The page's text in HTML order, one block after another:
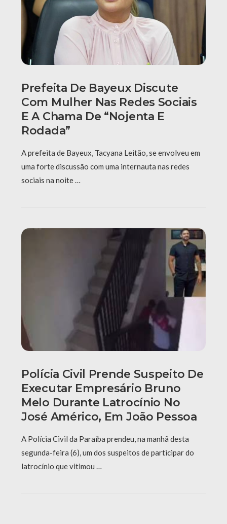
Prefeita De Bayeux Discute
Com Mulher Nas Redes Sociais
E A Chama De “nojenta E
Rodada”
A prefeita de Bayeux, Tacyana Leitão, se envolveu em
uma forte discussão com uma internauta nas redes
sociais na noite …
Polícia Civil Prende Suspeito De
Executar Empresário Bruno
Melo Durante Latrocínio No
José Américo, Em João Pessoa
A Polícia Civil da Paraíba prendeu, na manhã desta
segunda-feira (6), um dos suspeitos de participar do
latrocínio que vitimou …